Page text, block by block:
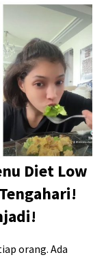
Diet Low
orang. Ada